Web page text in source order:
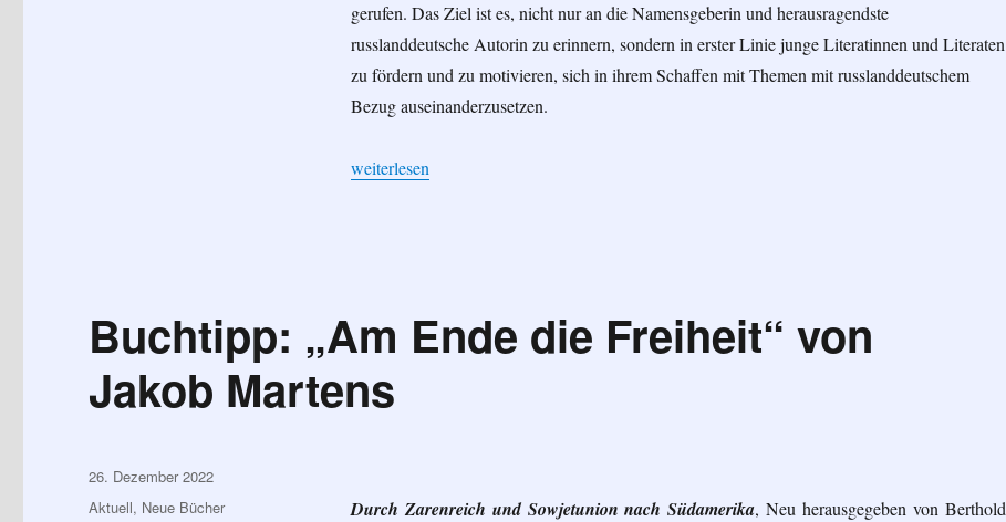
gerufen. Das Ziel ist es, nicht nur an die Namensgeberin und herausragendste
russlanddeutsche Autorin zu erinnern, sondern in erster Linie junge Literatinnen und Literaten
zu fördern und zu motivieren, sich in ihrem Schaffen mit Themen mit russlanddeutschem
Bezug auseinanderzusetzen.
„„Hier war ich, dort bin ich …“ – Literaturalmanach 2022 erschienen“
weiterlesen
Buchtipp: „Am Ende die Freiheit“ von
Jakob Martens
Durch Zarenreich und Sowjetunion nach Südamerika, Neu herausgegeben von Berthold
Veröffentlicht
am
26. Dezember 2022
Kategorien
Aktuell, Neue Bücher